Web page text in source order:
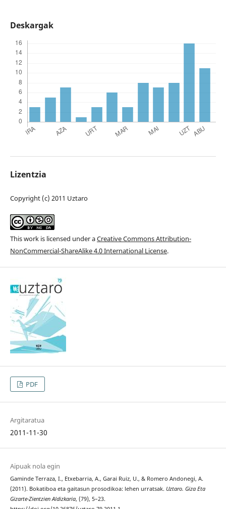
Deskargak
Lizentzia
Copyright (c) 2011 Uztaro
This work is licensed under aCreative Commons Attribution-
NonCommercial-ShareAlike 4.0 International License.
PDF
Argitaratua
2011-11-30
Aipuak nola egin
Gaminde Terraza, I., Etxebarria, A., Garai Ruiz, U., & Romero Andonegi, A.
(2011). Bokatiboa eta gaitasun prosodikoa: lehen urratsak. Uztaro. Giza Eta
Gizarte-Zientzien Aldizkaria, (79), 5–23.